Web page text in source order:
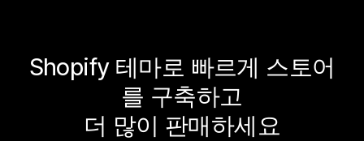
Shopify 테마로 빠르게 스토어
를 구축하고
더 많이 판매하세요